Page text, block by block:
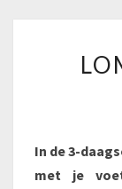
In de 3-
met je